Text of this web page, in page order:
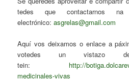
tedes que contactarnos
electrónico:asgrelas@gmail.com
Aquí vos deixamos o enlace a
votedes un
tein: http://
medicinales-vivas